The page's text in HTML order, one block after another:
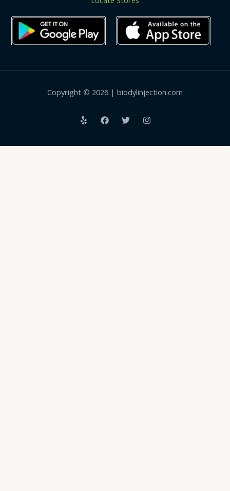
Copyright © 2026 | biodylinjection.com